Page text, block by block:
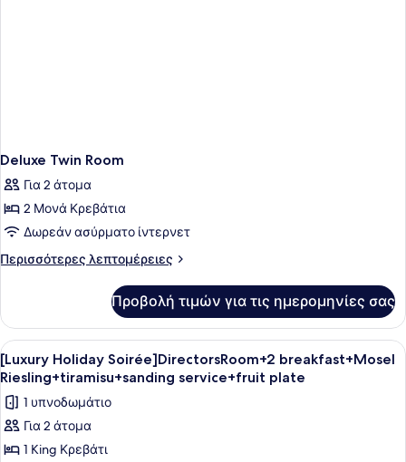
Deluxe Twin Room
Για 2 άτομα
2 Μονά Κρεβάτια
Δωρεάν ασύρματο ίντερνετ
Περισσότερες λεπτομέρειες
Περισσότερες
Twin
Room
Προβολή τιμών για τις ημερομηνίες σας
Προβολή
όλων
των
φωτογραφιών
για
[Luxury
Ένα σύγχρονο δωμάτιο
8
[Luxury Holiday Soirée]DirectorsRoom+2 breakfast+Mosel
Riesling+tiramisu+sanding service+fruit plate
1 υπνοδωμάτιο
Για 2 άτομα
1 King Κρεβάτι